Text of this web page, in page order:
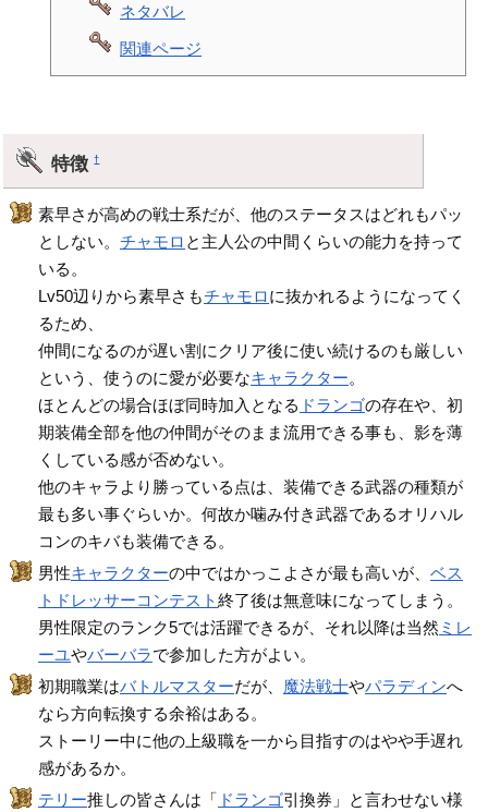
ネタバレ
関連ページ
特徴†
素早さが高めの戦士系だが、他のステータスはどれもパッ
としない。チャモロ と主人公の中間くらいの能力を持って
いる。
Lv50辺りから素早さもチャモロに抜かれるようになってく
るため、
仲間になるのが遅い割にクリア後に使い続けるのも厳しい
という、使うのに愛が必要なキャラクター。
ほとんどの場合ほぼ同時加入となる ドランゴの存在や、初
期装備全部を他の仲間がそのまま流用できる事も、影を薄
くしている感が否めない。
他のキャラより勝っている点は、装備できる武器の種類が
最も多い事ぐらいか。何故か噛み付き武器であるオリハル
コンのキバも装備できる。
男性キャラクターの中ではかっこよさが最も高いが、ベス
トドレッサーコンテスト終了後は無意味になってしまう。
男性限定のランク5では活躍できるが、それ以降は当然 ミレ
ーユやバーバラで参加した方がよい。
初期職業はバトルマスターだが、 魔法戦士やパラディンへ
なら方向転換する余裕はある。
ストーリー中に他の上級職を一から目指すのはやや手遅れ
感があるか。
テリー推しの皆さんは「 ドランゴ引換券」と言わせない様